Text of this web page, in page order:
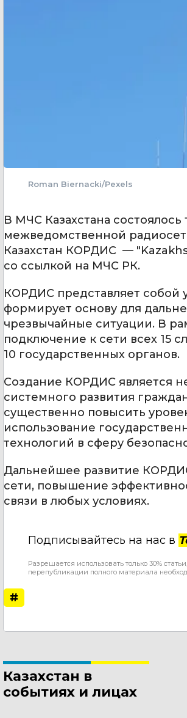
Roman Biernacki/Pexels
В МЧС Казахстана
межведомственной
Казахстан КОРДИС —
со ссылкой на МЧС РК.
КОРДИС представляет собой
формирует основу для
чрезвычайные ситуации. В
подключение к сети всех 15
10 государственных органов.
Создание КОРДИС является
системного развития
существенно повысить
использование
технологий в сферу
Дальнейшее развитие
сети, повышение
связи в любых условиях.
Подписывайтесь на нас в
Разрешается использовать только 30%
перепубликации полного материала
#
Казахстан в
событиях и лицах